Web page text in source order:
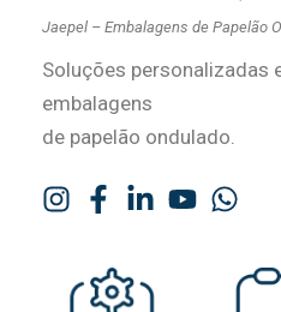
Jaepel – Embalagens de Papelão
Soluções personalizadas
embalagens
de papelão ondulado.